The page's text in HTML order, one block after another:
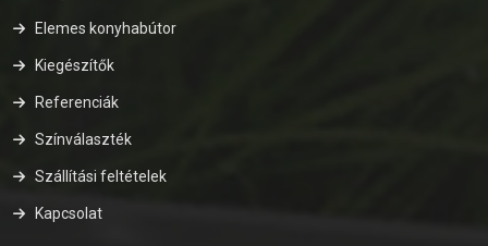
Elemes konyhabútor
Kiegészítők
Referenciák
Színválaszték
Szállítási feltételek
Kapcsolat